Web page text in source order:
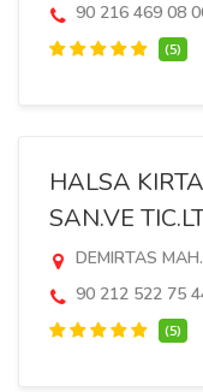
90 216 469 08
(5)
HALSA
SAN.VE
DEMIRTAS
90 212 522 75
(5)